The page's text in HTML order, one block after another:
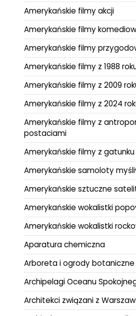
Amerykańskie filmy akcji
Amerykańskie filmy
Amerykańskie filmy
Amerykańskie filmy z 1988
Amerykańskie filmy z 2009
Amerykańskie filmy z 2024
Amerykańskie filmy z
postaciami
Amerykańskie filmy z
Amerykańskie samoloty
Amerykańskie sztuczne
Amerykańskie wokalistki
Amerykańskie wokalistki
Aparatura chemiczna
Arboreta i ogrody botaniczne
Archipelagi Oceanu
Architekci związani z